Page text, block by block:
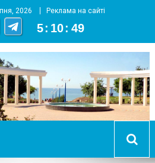
2026 Реклама на сайті
5 : 10 : 49
города Южный